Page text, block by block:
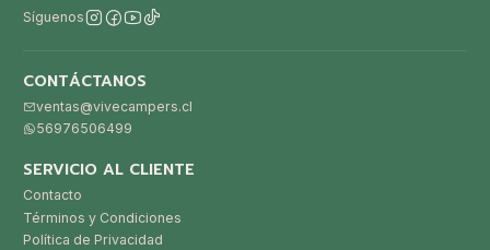
Síguenos
CONTÁCTANOS
ventas@vivecampers.cl
56976506499
SERVICIO AL CLIENTE
Contacto
Términos y Condiciones
Política de Privacidad